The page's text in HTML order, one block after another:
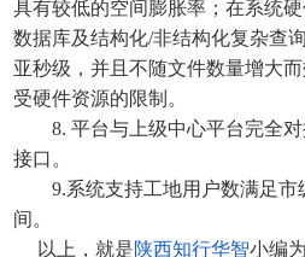
具有较低的空间膨胀率；在系统
数据库及结构化/非结构化复杂查
亚秒级，并且不随文件数量增大
受硬件资源的限制。
8. 平台与上级中心平台完全对
接口。
9.系统支持工地用户数满足市
间。
以上，就是陕西知行华智小编